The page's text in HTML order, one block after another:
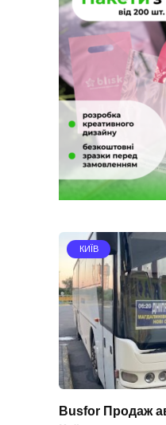
КИЇВ
Busfor Продаж